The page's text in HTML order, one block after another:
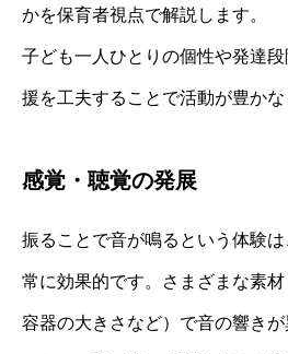
かを保育者視点で解説します。
子ども一人ひとりの個性や発達
援を工夫することで活動が豊かな
感覚・聴覚の発展
振ることで音が鳴るという体験
常に効果的です。さまざまな素材
容器の大きさなど）で音の響き